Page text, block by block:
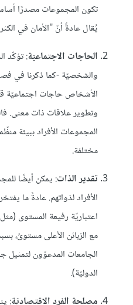
تكون المجموعات مصدرًا
يُقال عادةً أنّ "الأمان في
الحاجات الاجتماعيّة: تؤكّد
والشخصيّة -كما ذكرنا في
الأشخاص حاجات اجتماعيّة
وتطوير علاقات ذات معنى.
المجموعات الأفراد ببيئة
مختلفة.
تقدير الذات: يمكن أيضًا
الأفراد لذواتهم. عادةً ما
اعتباريّة رفيعة المستوى
مع الزبائن الأعلى مستوىً،
الجامعات المدعوّون لتمثيل
الدوليّة).